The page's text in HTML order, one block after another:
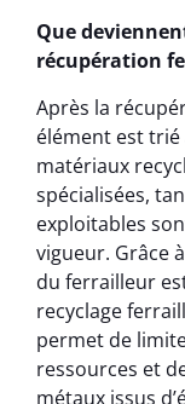
Que
récupération
Après la
élément est trié
matériaux
spécialisées,
exploitables
vigueur. Grâce
du ferrailleur
recyclage
permet de
ressources et
métaux issus